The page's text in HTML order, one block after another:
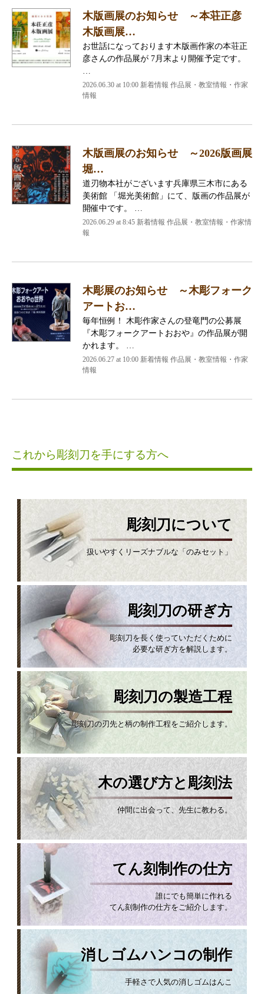
木版画展のお知らせ ～本荘正彦
木版画展…
お世話になっております木版画作家の本荘正
彦さんの作品展が 7月末より開催予定です。
2026.06.30 at 10:00 新着情報 作品展・教室情報・作家
情報
木版画展のお知らせ ～2026版画展
堀…
道刃物本社がございます兵庫県三木市にある
美術館 「堀光美術館」にて、版画の作品展が
開催中です。 …
2026.06.29 at 8:45 新着情報 作品展・教室情報・作家情
報
木彫展のお知らせ ～木彫フォーク
アートお…
毎年恒例！ 木彫作家さんの登竜門の公募展
『木彫フォークアートおおや』の作品展が開
かれます。 …
2026.06.27 at 10:00 新着情報 作品展・教室情報・作家
情報
これから彫刻刀を手にする方へ
彫刻刀について
扱いやすくリーズナブルな「のみセット」
彫刻刀の研ぎ方
彫刻刀を長く使っていただくために
必要な研ぎ方を解説します。
彫刻刀の製造工程
彫刻刀の刃先と柄の制作工程をご紹介します。
木の選び方と彫刻法
仲間に出会って、先生に教わる。
てん刻制作の仕方
誰にでも簡単に作れる
てん刻制作の仕方をご紹介します。
消しゴムハンコの制作
手軽さで人気の消しゴムはんこ